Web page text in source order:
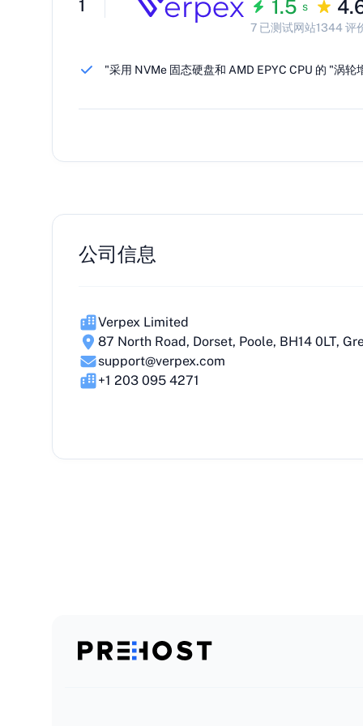
1 1.5 s
7 已测试网站1344 评
"采用 NVMe 固态硬盘和 AMD EPYC CPU 的 "涡轮
公司信息
Verpex Limited
87 North Road, Dorset, Poole, BH14 0LT,
support@verpex.com
+1 203 095 4271